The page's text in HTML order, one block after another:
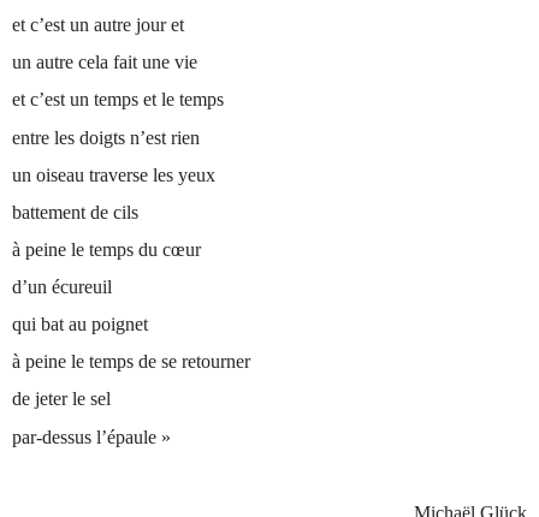
et c’est un autre jour et
un autre cela fait une vie
et c’est un temps et le temps
entre les doigts n’est rien
un oiseau traverse les yeux
battement de cils
à peine le temps du cœur
d’un écureuil
qui bat au poignet
à peine le temps de se retourner
de jeter le sel
par-dessus l’épaule »
Michaël Glück